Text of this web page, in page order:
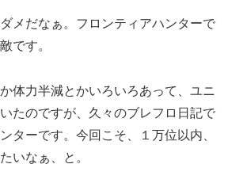
メだなぁ。フロンティアハンターで
です。
体力半減とかいろいろあって、ユニ
たのですが、久々のブレフロ日記で
ターです。今回こそ、１万位以内、
いなぁ、と。